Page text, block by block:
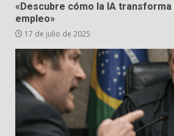
«Descubre cómo la IA transforma
empleo»
17 de julio de 2025